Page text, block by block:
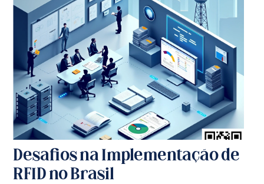
Desafios na Implementação de
RFID no Brasil